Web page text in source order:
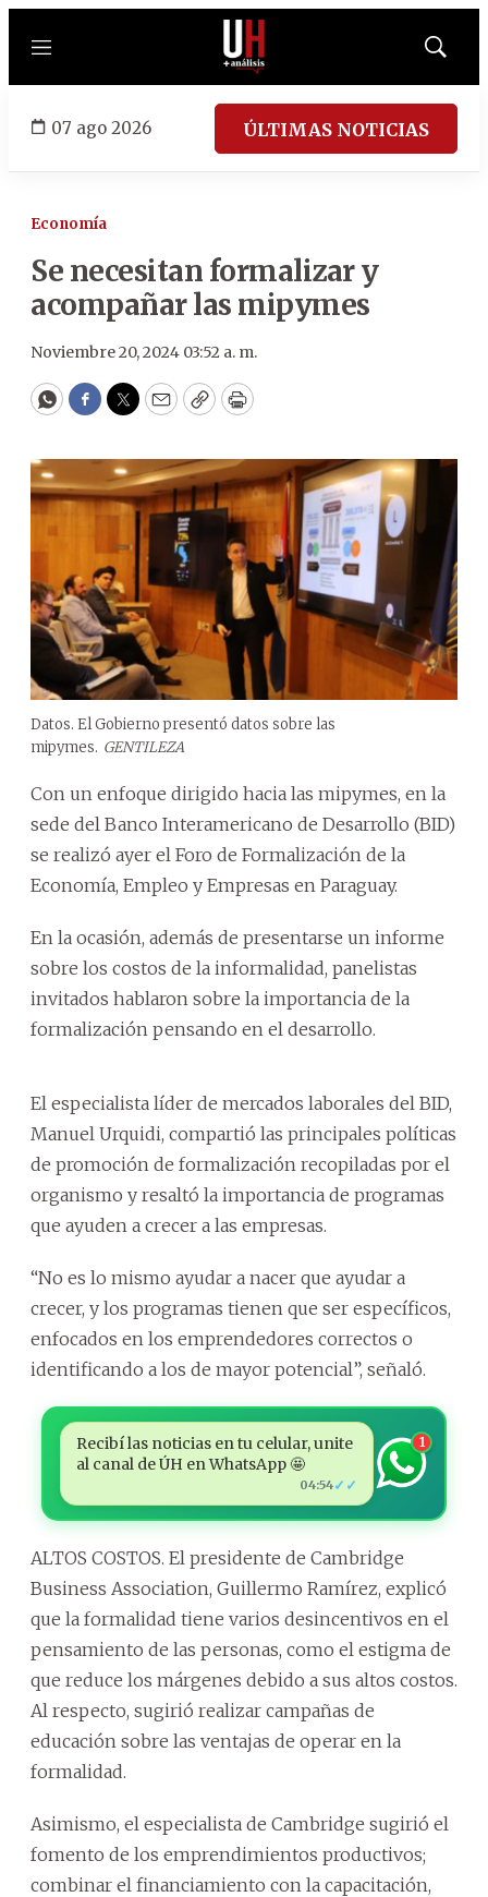
Menú
Mostrar
07 ago 2026 ÚLTIMAS NOTICIAS
Economía
Se necesitan formalizar y
acompañar las mipymes
Noviembre 20, 2024 03:52 a. m.
WhatsApp
Facebook
Twitter
EmailCopyPrint
Datos. El Gobierno presentó datos sobre las
mipymes. GENTILEZA
Con un enfoque dirigido hacia las mipymes, en la
sede del Banco Interamericano de Desarrollo (BID)
se realizó ayer el Foro de Formalización de la
Economía, Empleo y Empresas en Paraguay.
En la ocasión, además de presentarse un informe
sobre los costos de la informalidad, panelistas
invitados hablaron sobre la importancia de la
formalización pensando en el desarrollo.
El especialista líder de mercados laborales del BID,
Manuel Urquidi, compartió las principales políticas
de promoción de formalización recopiladas por el
organismo y resaltó la importancia de programas
que ayuden a crecer a las empresas.
“No es lo mismo ayudar a nacer que ayudar a
crecer, y los programas tienen que ser específicos,
enfocados en los emprendedores correctos o
identificando a los de mayor potencial”, señaló.
Recibí las noticias en tu celular, unite
al canal de ÚH en WhatsApp 🤩
04:54✓✓
1
ALTOS COSTOS. El presidente de Cambridge
Business Association, Guillermo Ramírez, explicó
que la formalidad tiene varios desincentivos en el
pensamiento de las personas, como el estigma de
que reduce los márgenes debido a sus altos costos.
Al respecto, sugirió realizar campañas de
educación sobre las ventajas de operar en la
formalidad.
Asimismo, el especialista de Cambridge sugirió el
fomento de los emprendimientos productivos;
combinar el financiamiento con la capacitación,